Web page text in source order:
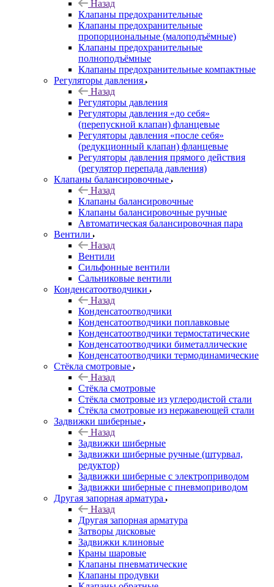
Назад
Клапаны предохранительные
Клапаны предохранительные
пропорциональные (малоподъёмные)
Клапаны предохранительные
полноподъёмные
Клапаны предохранительные компактные
Регуляторы давления
Назад
Регуляторы давления
Регуляторы давления «до себя»
(перепускной клапан) фланцевые
Регуляторы давления «после себя»
(редукционный клапан) фланцевые
Регуляторы давления прямого действия
(регулятор перепада давления)
Клапаны балансировочные
Назад
Клапаны балансировочные
Клапаны балансировочные ручные
Автоматическая балансировочная пара
Вентили
Назад
Вентили
Сильфонные вентили
Сальниковые вентили
Конденсатоотводчики
Назад
Конденсатоотводчики
Конденсатоотводчики поплавковые
Конденсатоотводчики термостатические
Конденсатоотводчики биметаллические
Конденсатоотводчики термодинамические
Стёкла смотровые
Назад
Стёкла смотровые
Стёкла смотровые из углеродистой стали
Стёкла смотровые из нержавеющей стали
Задвижки шиберные
Назад
Задвижки шиберные
Задвижки шиберные ручные (штурвал,
редуктор)
Задвижки шиберные с электроприводом
Задвижки шиберные с пневмоприводом
Другая запорная арматура
Назад
Другая запорная арматура
Затворы дисковые
Задвижки клиновые
Краны шаровые
Клапаны пневматические
Клапаны продувки